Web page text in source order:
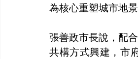
為核心重塑城市地景
張善政市長說，配
共構方式興建，市